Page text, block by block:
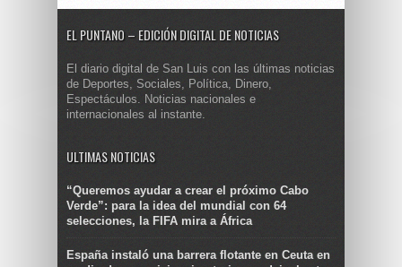
EL PUNTANO – EDICIÓN DIGITAL DE NOTICIAS
El diario digital de San Luis con las últimas noticias
de Deportes, Sociales, Política, Dinero,
Espectáculos. Noticias nacionales e
internacionales al instante.
ULTIMAS NOTICIAS
“Queremos ayudar a crear el próximo Cabo
Verde”: para la idea del mundial con 64
selecciones, la FIFA mira a África
España instaló una barrera flotante en Ceuta en